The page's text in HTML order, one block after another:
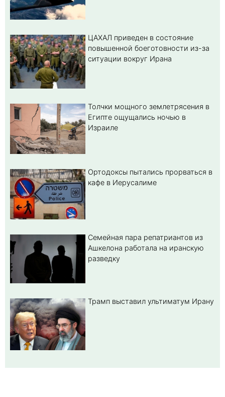
ЦАХАЛ приведен в состояние
повышенной боеготовности из-за
ситуации вокруг Ирана
Толчки мощного землетрясения в
Египте ощущались ночью в
Израиле
Ортодоксы пытались прорваться в
кафе в Иерусалиме
Семейная пара репатриантов из
Ашкелона работала на иранскую
разведку
Трамп выставил ультиматум Ирану